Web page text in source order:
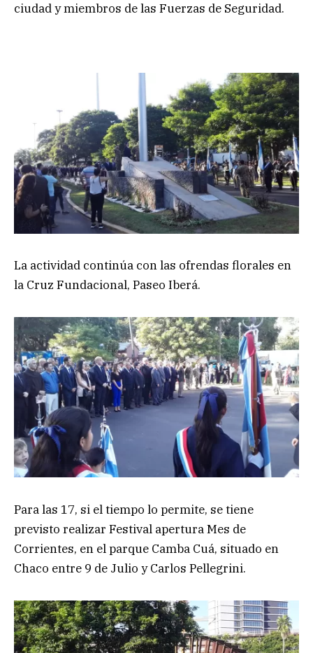
ciudad y miembros de las Fuerzas de Seguridad.
La actividad continúa con las ofrendas florales en
la Cruz Fundacional, Paseo Iberá.
Para las 17, si el tiempo lo permite, se tiene
previsto realizar Festival apertura Mes de
Corrientes, en el parque Camba Cuá, situado en
Chaco entre 9 de Julio y Carlos Pellegrini.